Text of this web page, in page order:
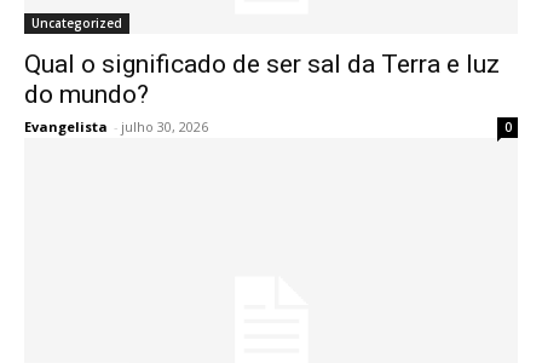
Uncategorized
Qual o significado de ser sal da Terra e luz
do mundo?
Evangelista - julho 30, 2026 0